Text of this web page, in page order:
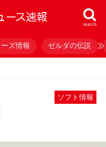
search
ズ情報 ゼルダの伝説
ソフト情報